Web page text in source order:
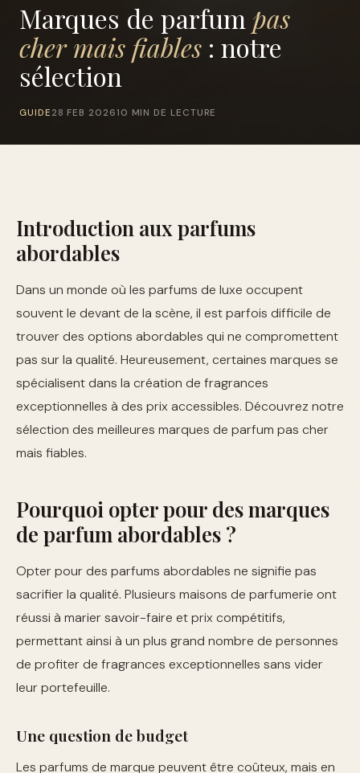
Marques de parfum pas
cher mais fiables : notre
sélection
GUIDE 28 FEB 202610 MIN DE LECTURE
Introduction aux parfums
abordables
Dans un monde où les parfums de luxe occupent
souvent le devant de la scène, il est parfois difficile de
trouver des options abordables qui ne compromettent
pas sur la qualité. Heureusement, certaines marques se
spécialisent dans la création de fragrances
exceptionnelles à des prix accessibles. Découvrez notre
sélection des meilleures marques de parfum pas cher
mais fiables.
Pourquoi opter pour des marques
de parfum abordables ?
Opter pour des parfums abordables ne signifie pas
sacrifier la qualité. Plusieurs maisons de parfumerie ont
réussi à marier savoir-faire et prix compétitifs,
permettant ainsi à un plus grand nombre de personnes
de profiter de fragrances exceptionnelles sans vider
leur portefeuille.
Une question de budget
Les parfums de marque peuvent être coûteux, mais en